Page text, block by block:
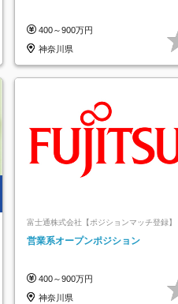
400～900万円
神奈川県
富士通株式会社【ポジションマッチ登録】
営業系オープンポジション
400～900万円
神奈川県